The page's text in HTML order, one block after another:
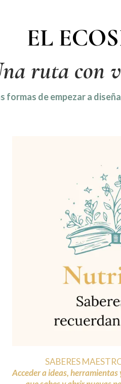
EL
ruta con
de empezar a
SABERES
Acceder a ideas,